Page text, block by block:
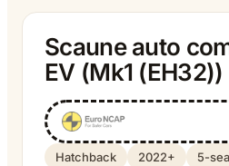
Scaune auto
EV (Mk1
Hatchback 2022+ 5-